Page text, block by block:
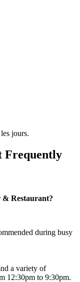
jours.
Frequently
& Restaurant?
during busy
a variety of
12:30pm to 9:30pm.